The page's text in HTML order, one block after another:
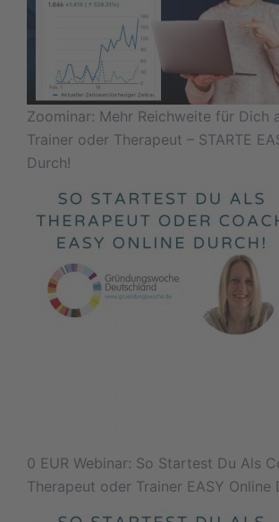
Zoominar: Mehr Reichweite für Dich
Trainer oder Therapeut – STARTE
Durch!
0 EUR Webinar: So Startest Du Als
Therapeut oder Trainer EASY Online